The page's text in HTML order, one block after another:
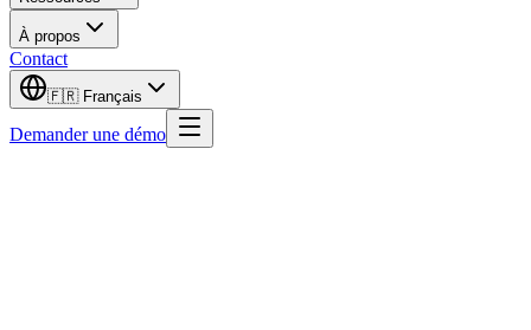
À propos
Contact
🇫🇷 Français
Demander une démo